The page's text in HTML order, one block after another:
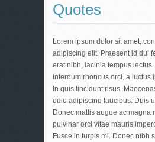
Quotes
Lorem ipsum dolor sit amet,
adipiscing elit. Praesent id dui
erat nibh, lacinia tempus
interdum rhoncus orci, a luctus
In quis tincidunt risus.
odio adipiscing faucibus. Duis
Donec mattis augue ac magna
pulvinar orci vitae mauris
Fusce in turpis mi. Donec nibh